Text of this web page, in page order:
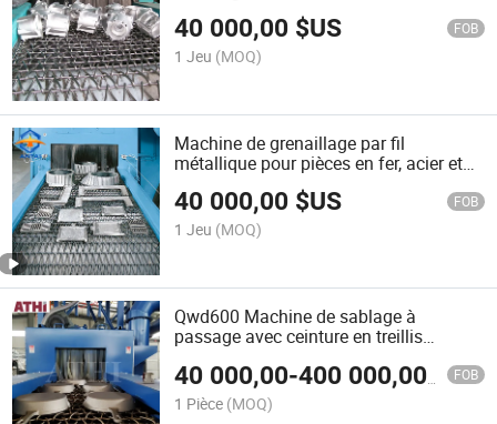
40 000,00 $US FOB
1 Jeu (MOQ)
Machine de grenaillage par fil
métallique pour pièces en fer, acier et
alliage d'aluminium
40 000,00 $US FOB
1 Jeu (MOQ)
Qwd600 Machine de sablage à
passage avec ceinture en treillis
40 000,00-400 000,00$US
FOB
1 Pièce (MOQ)